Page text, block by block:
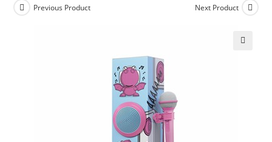
Previous Product Next Product